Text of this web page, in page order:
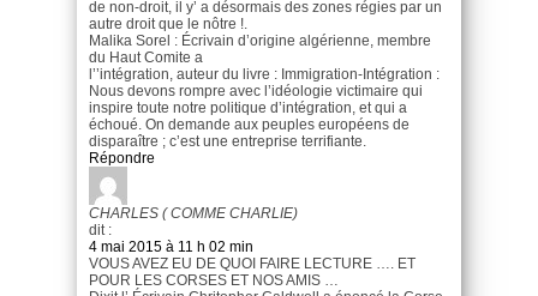
de non-droit, il y’ a désormais des zones régies par un
autre droit que le nôtre !.
Malika Sorel : Écrivain d’origine algérienne, membre
du Haut Comite a
l’’intégration, auteur du livre : Immigration-Intégration :
Nous devons rompre avec l’idéologie victimaire qui
inspire toute notre politique d’intégration, et qui a
échoué. On demande aux peuples européens de
disparaître ; c’est une entreprise terrifiante.
Répondre
CHARLES ( COMME CHARLIE)
dit :
4 mai 2015 à 11 h 02 min
VOUS AVEZ EU DE QUOI FAIRE LECTURE …. ET
POUR LES CORSES ET NOS AMIS …